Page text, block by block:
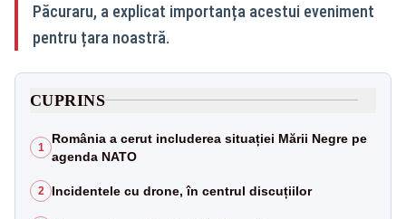
Păcuraru, a explicat importanța acestui eveniment
pentru țara noastră.
CUPRINS
1
România a cerut includerea situației Mării Negre pe
agenda NATO
2 Incidentele cu drone, în centrul discuțiilor